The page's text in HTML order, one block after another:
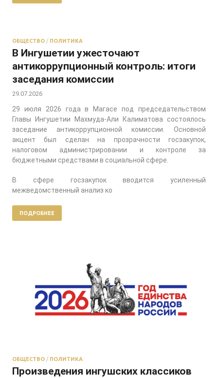
ОБЩЕСТВО / ПОЛИТИКА
В Ингушетии ужесточают
антикоррупционный контроль: итоги
заседания комиссии
29.07.2026
29 июля 2026 года в Магасе под председательством
Главы Ингушетии Махмуда-Али Калиматова состоялось
заседание антикоррупционной комиссии. Основной
акцент был сделан на прозрачности госзакупок,
налоговом администрировании и контроле за
бюджетными средствами в социальной сфере.
В сфере госзакупок вводится усиленный
межведомственный анализ ко
ПОДРОБНЕЕ
ОБЩЕСТВО / ПОЛИТИКА
Произведения ингушских классиков